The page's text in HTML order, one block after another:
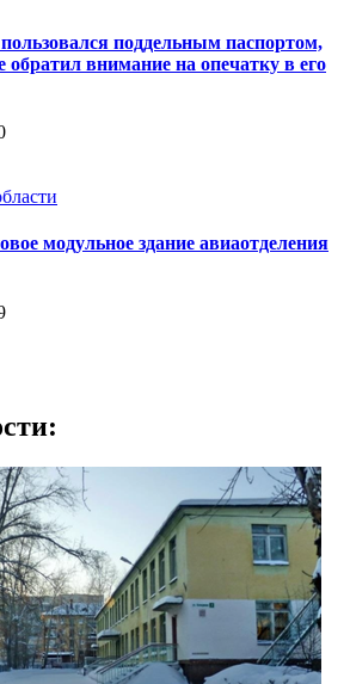
поддельным паспортом,
обратил внимание на опечатку в его
модульное здание авиаотделения